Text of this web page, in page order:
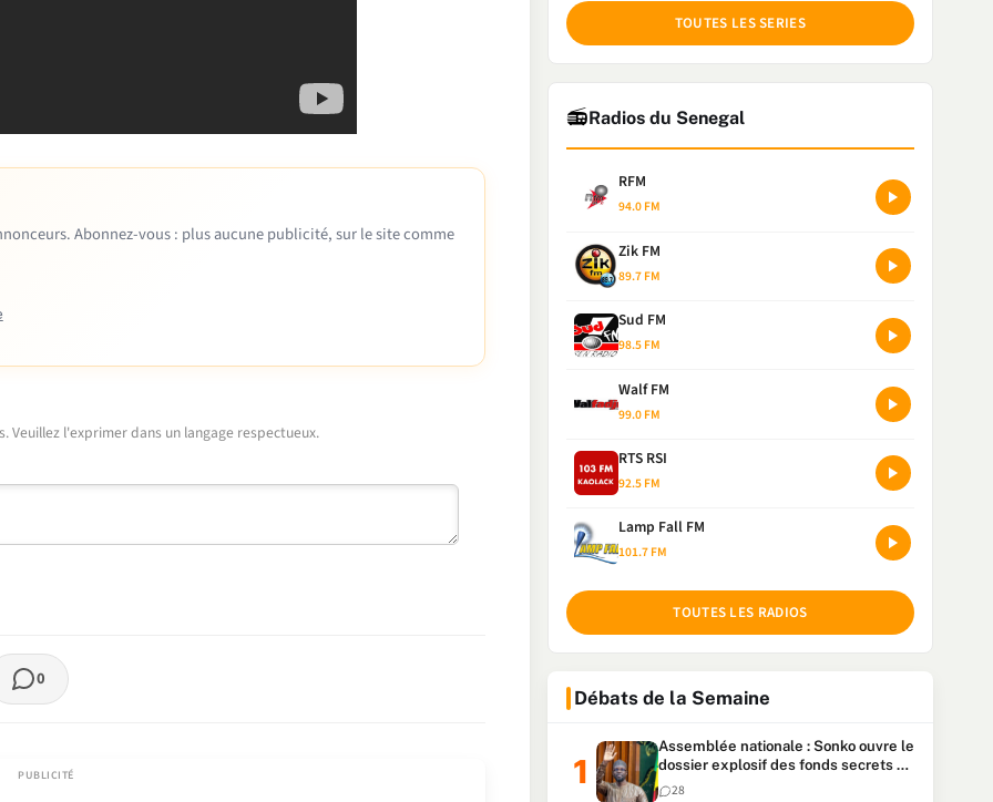
Abonnez-vous : plus aucune publicité, sur le site comme
l'exprimer dans un langage respectueux.
0
TOUTES LES SERIES
📻Radios du Senegal
RFM
94.0 FM
Zik FM
89.7 FM
Sud FM
98.5 FM
Walf FM
99.0 FM
RTS RSI
92.5 FM
Lamp Fall FM
101.7 FM
TOUTES LES RADIOS
Débats de la Semaine
Assemblée nationale : Sonko ouvre le
dossier explosif des fonds secrets et
du patrimoine présidentiel
28